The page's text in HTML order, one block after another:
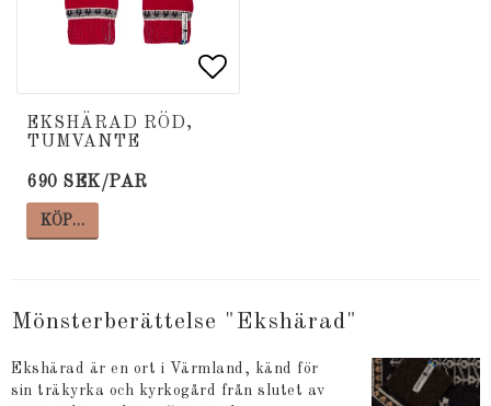
EKSHÄRAD RÖD,
TUMVANTE
690 SEK/PAR
KÖP…
Mönsterberättelse "Ekshärad"
Ekshärad är en ort i Värmland, känd för
sin träkyrka och kyrkogård från slutet av